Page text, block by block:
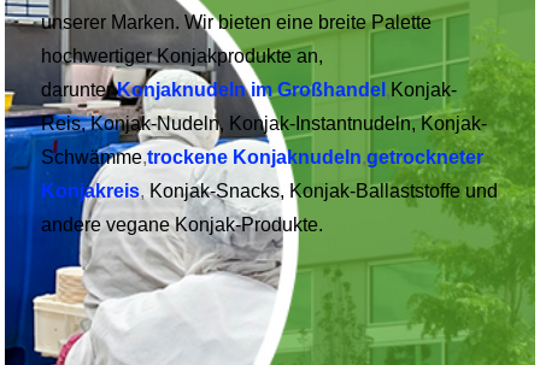
unserer Marken. Wir bieten eine breite Palette
hochwertiger Konjakprodukte an,
darunter Konjaknudeln im Großhandel ,Konjak-
Reis, Konjak-Nudeln, Konjak-Instantnudeln, Konjak-
Schwämme,trockene Konjaknudeln,getrockneter
Konjakreis, Konjak-Snacks, Konjak-Ballaststoffe und
andere vegane Konjak-Produkte.